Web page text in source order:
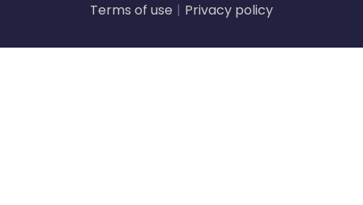
Terms of use | Privacy policy